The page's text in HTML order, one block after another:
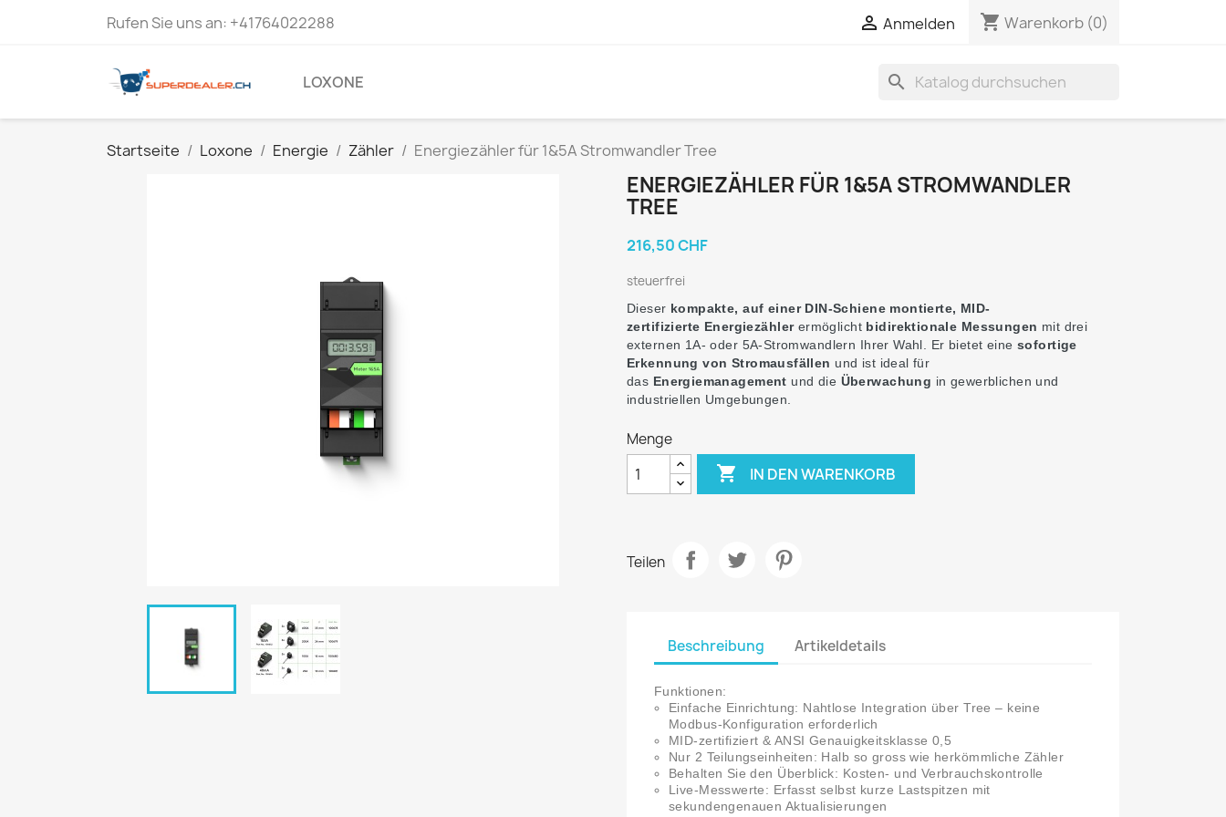
Rufen Sie uns an: +41764022288  Anmelden shopping_cart Warenkorb (0)
LOXONE search
Startseite Loxone Energie Zähler Energiezähler für 1&5A Stromwandler Tree
ENERGIEZÄHLER FÜR 1&5A STROMWANDLER
TREE
216,50 CHF
steuerfrei
Dieser kompakte, auf einer DIN-Schiene montierte, MID-
zertifizierte Energiezählerermöglicht bidirektionale Messungen mit drei
externen 1A- oder 5A-Stromwandlern Ihrer Wahl. Er bietet einesofortige
Erkennung von Stromausfällen und ist ideal für
das Energiemanagement und die Überwachung in gewerblichen und
industriellen Umgebungen.
Menge
 IN DEN WARENKORB
Teilen
Beschreibung Artikeldetails
Funktionen:
Einfache Einrichtung: Nahtlose Integration über Tree – keine
Modbus-Konfiguration erforderlich
MID-zertifiziert & ANSI Genauigkeitsklasse 0,5
Nur 2 Teilungseinheiten: Halb so gross wie herkömmliche Zähler
Behalten Sie den Überblick: Kosten- und Verbrauchskontrolle
Live-Messwerte: Erfasst selbst kurze Lastspitzen mit
sekundengenauen Aktualisierungen